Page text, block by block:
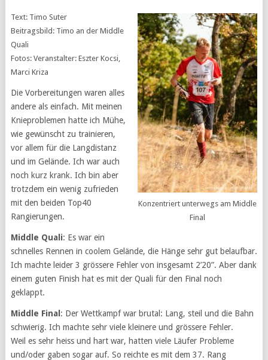
Konzentriert unterwegs am Middle
Final
Text: Timo Suter
Beitragsbild: Timo an der Middle
Quali
Fotos: Veranstalter: Eszter Kocsi,
Marci Kriza
Die Vorbereitungen waren alles
andere als einfach. Mit meinen
Knieproblemen hatte ich Mühe,
wie gewünscht zu trainieren,
vor allem für die Langdistanz
und im Gelände. Ich war auch
noch kurz krank. Ich bin aber
trotzdem ein wenig zufrieden
mit den beiden Top40
Rangierungen.
Middle Quali: Es war ein
schnelles Rennen in coolem Gelände, die Hänge sehr gut belaufbar.
Ich machte leider 3 grössere Fehler von insgesamt 2’20”. Aber dank
einem guten Finish hat es mit der Quali für den Final noch
geklappt.
Middle Final : Der Wettkampf war brutal: Lang, steil und die Bahn
schwierig. Ich machte sehr viele kleinere und grössere Fehler.
Weil es sehr heiss und hart war, hatten viele Läufer Probleme
und/oder gaben sogar auf. So reichte es mit dem 37. Rang